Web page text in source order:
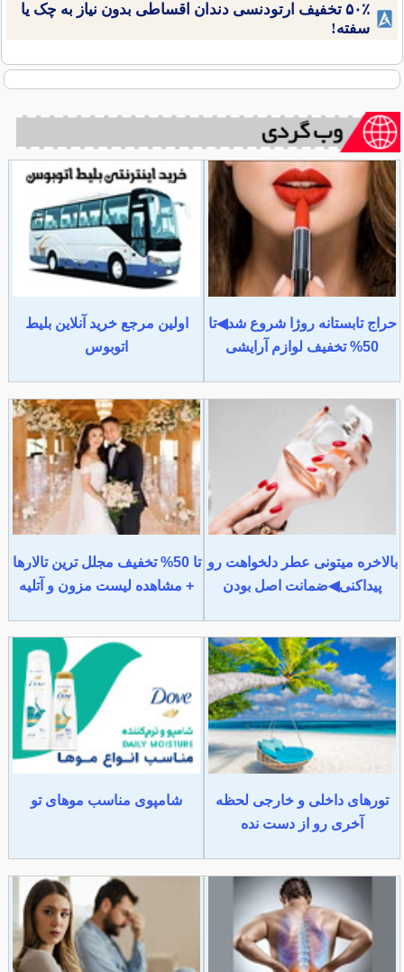
۵۰٪ تخفیف ارتودنسی دندان اقساطی بدون نیاز به چک یا
سفته!
حراج تابستانه روژا شروع شد◀تا
50% تخفیف لوازم آرایشی
اولین مرجع خرید آنلاین بلیط
اتوبوس
بالاخره میتونی عطر دلخواهت رو
پیداکنی◀ضمانت اصل بودن
تا 50% تخفیف مجلل ترین تالارها
+ مشاهده لیست مزون و آتلیه
تورهای داخلی و خارجی لحظه
آخری رو از دست نده
شامپوی مناسب موهای تو